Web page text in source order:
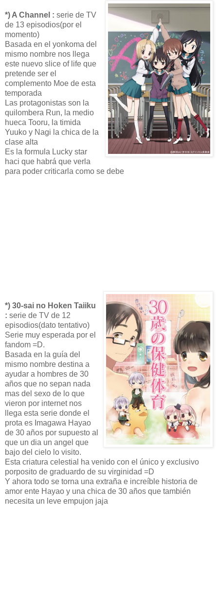
*) A Channel : serie de TV
de 13 episodios(por el
momento)
Basada en el yonkoma del
mismo nombre nos llega
este nuevo slice of life que
pretende ser el
complemento Moe de esta
temporada
Las protagonistas son la
quilombera Run, la medio
hueca Tooru, la timida
Yuuko y Nagi la chica de la
clase alta
Es la formula Lucky star
haci que habrá que verla
para poder criticarla como se debe
*) 30-sai no Hoken Taiiku
: serie de TV de 12
episodios(dato tentativo)
Serie muy esperada por el
fandom =D.
Basada en la guía del
mismo nombre destina a
ayudar a hombres de 30
años que no sepan nada
mas del sexo de lo que
vieron por internet nos
llega esta serie donde el
prota es Imagawa Hayao
de 30 años por supuesto al
que un dia un angel que
bajo del cielo lo visito.
Esta criatura celestial ha venido con el único y exclusivo
porposito de graduardo de su virginidad =D
Y ahora todo se torna una extraña e increíble historia de
amor ente Hayao y una chica de 30 años que también
necesita un leve empujon jaja